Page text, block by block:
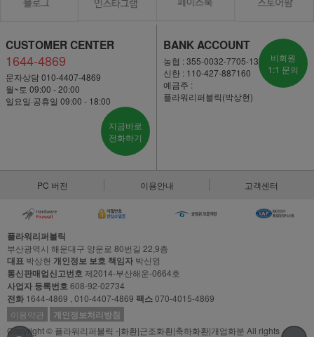
CUSTOMER CENTER
1644-4869
문자상담 010-4407-4869
월~토 09:00 - 20:00
일요일·공휴일 09:00 - 18:00
지금바로
전화하기
BANK ACCOUNT
농협 : 355-0032-7705-13
신한 : 110-427-887160
예금주 :
플라워리퍼블릭(박상현)
비회원
1:1 문의
PC 버전 이용안내 고객센터
플라워리퍼블릭
부산광역시 해운대구 양운로 80번길 22,9층
대표 박상현 개인정보 보호 책임자 박신영
통신판매업신고번호제2014-부산해운-0664호
사업자 등록번호608-92-02734
전화 1644-4869 , 010-4407-4869 팩스070-4015-4869
이용약관
개인정보처리방침
Copyright © 플라워리퍼블릭 -|화환|근조화환|축하화환|개업화분 All rights